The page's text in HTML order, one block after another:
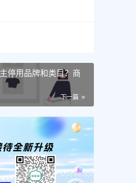
停用品牌和类目？商
下一篇